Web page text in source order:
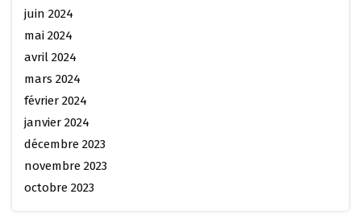
juin 2024
mai 2024
avril 2024
mars 2024
février 2024
janvier 2024
décembre 2023
novembre 2023
octobre 2023